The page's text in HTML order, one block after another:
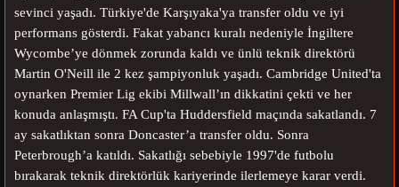
sevinci yaşadı. Türkiye'de Karşıyaka'ya transfer oldu ve iyi
performans gösterdi. Fakat yabancı kuralı nedeniyle İngiltere
Wycombe’ye dönmek zorunda kaldı ve ünlü teknik direktörü
Martin O'Neill ile 2 kez şampiyonluk yaşadı. Cambridge United'ta
oynarken Premier Lig ekibi Millwall’ın dikkatini çekti ve her
konuda anlaşmıştı. FA Cup'ta Huddersfield maçında sakatlandı. 7
ay sakatlıktan sonra Doncaster’a transfer oldu. Sonra
Peterbrough’a katıldı. Sakatlığı sebebiyle 1997'de futbolu
bırakarak teknik direktörlük kariyerinde ilerlemeye karar verdi.